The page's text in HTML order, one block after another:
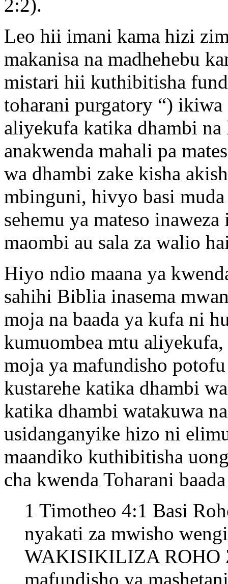
2:2).
Leo hii imani kama hizi
makanisa na madhehebu
mistari hii kuthibitisha
toharani purgatory “)
aliyekufa katika dhambi
anakwenda mahali pa
wa dhambi zake kisha
mbinguni, hivyo basi
sehemu ya mateso
maombi au sala za walio
Hiyo ndio maana ya
sahihi Biblia inasema
moja na baada ya kufa ni
kumuombea mtu
moja ya mafundisho
kustarehe katika dhambi
katika dhambi watakuwa
usidanganyike hizo ni
maandiko kuthibitisha
cha kwenda Toharani
1 Timotheo 4:1 Basi
nyakati za mwisho
WAKISIKILIZA ROHO
mafundisho ya